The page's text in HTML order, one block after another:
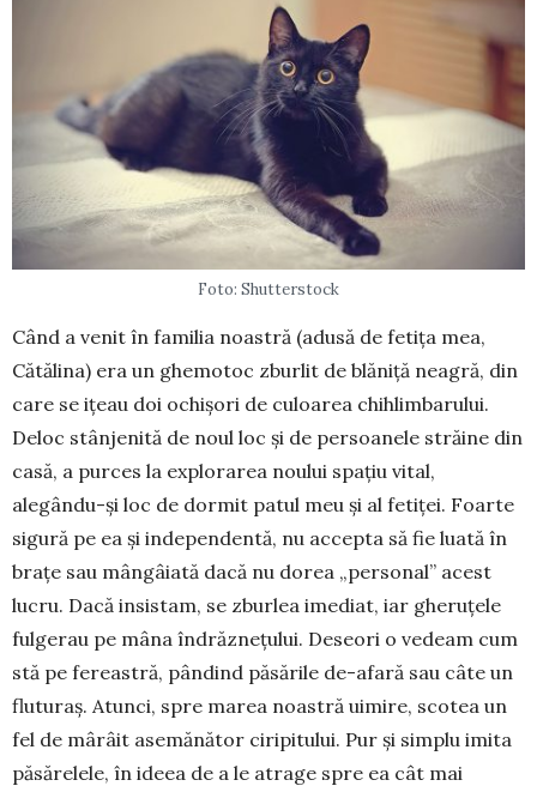
Foto: Shutterstock
Când a venit în familia noastră (adu­să de fe­­­tița mea,
Cătălina) era un ghemotoc zburlit de blăniță neagră, din
care se ițeau doi ochișori de culoarea chihlimbarului.
Deloc stân­je­nită de noul loc și de persoanele străine din
casă, a purces la explorarea noului spațiu vital,
alegându-și loc de dormit patul meu și al fetiței. Foarte
sigură pe ea și independentă, nu accepta să fie luată în
bra­țe sau mângâiată dacă nu dorea „per­so­nal” acest
lucru. Dacă insistam, se zburlea ime­diat, iar ghe­ru­țele
fulgerau pe mâna îndrăzne­țu­lui. Deseori o vedeam cum
stă pe fereastră, pân­dind pă­să­rile de-afară sau câte un
fluturaș. Atunci, spre ma­rea noastră uimire, scotea un
fel de mârâit ase­mă­nător ciripitului. Pur și simplu imita
păsă­relele, în ideea de a le atrage spre ea cât mai